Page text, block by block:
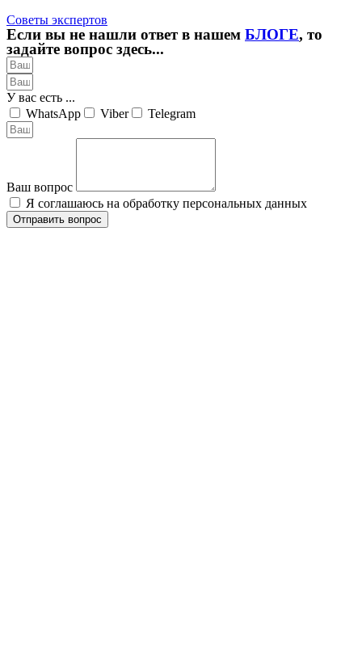
Советы экспертов
Если вы не нашли ответ в нашем БЛОГЕ, то
задайте вопрос здесь...
У вас есть ...
WhatsApp
Viber Telegram
Ваш вопрос
Я соглашаюсь на обработку персональных данных
Отправить вопрос